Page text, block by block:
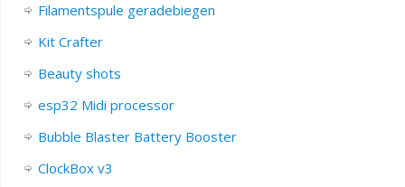
Filamentspule geradebiegen
Kit Crafter
Beauty shots
esp32 Midi processor
Bubble Blaster Battery Booster
ClockBox v3